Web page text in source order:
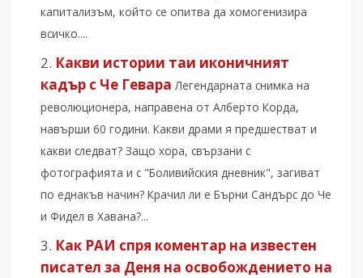
капитализъм, който се опитва да хомогенизира
всичко....
Какви истории таи иконичният
кадър с Че Гевара Легендарната снимка на
революционера, направена от Алберто Корда,
навърши 60 години. Какви драми я предшестват и
какви следват? Защо хора, свързани с
фотографията и с "Боливийския дневник", загиват
по еднакъв начин? Крачил ли е Бърни Сандърс до Че
и Фидел в Хавана?...
Как РАИ спря коментар на известен
писател за Деня на освобождението на